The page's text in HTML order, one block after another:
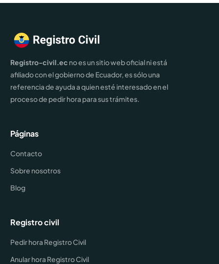
Registro-civil.ec no es un sitio web oficial ni está
afiliado con el gobierno de Ecuador, es sólo una
referencia de ayuda a quien esté interesado en el
proceso de pedir hora para sus trámites.
Páginas
Contacto
Sobre nosotros
Blog
Registro civil
Pedir hora Registro Civil
Anular hora Registro Civil